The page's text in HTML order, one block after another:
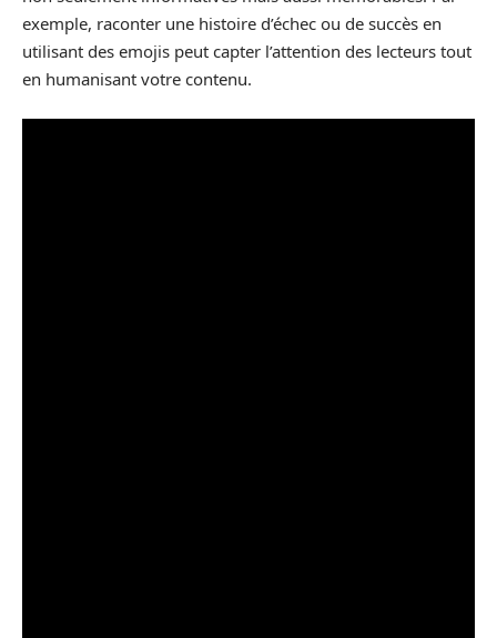
exemple, raconter une histoire d’échec ou de succès en
utilisant des emojis peut capter l’attention des lecteurs tout
en humanisant votre contenu.